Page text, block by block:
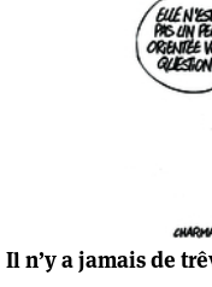
Il n’y a jamais de